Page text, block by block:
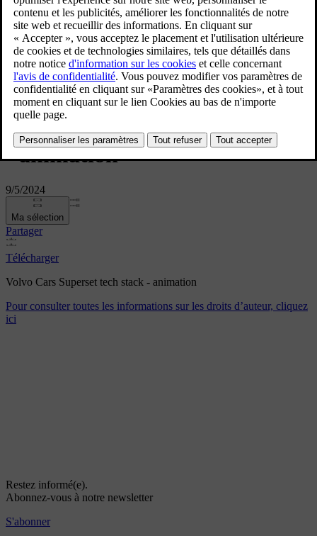
Volvo Cars Superset tech stack
- animation
9/5/2024
Ma sélection
Partager
Télécharger
Volvo Cars Superset tech stack - animation
Pour consulter toutes les informations sur les droits d’auteur, cliquez
ici